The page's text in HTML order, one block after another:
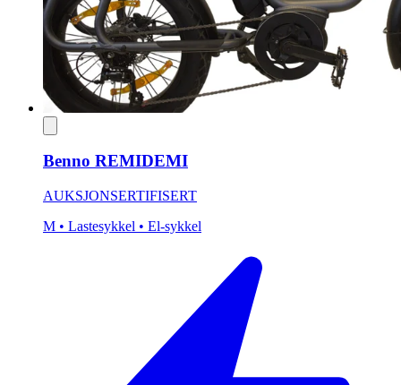
Benno REMIDEMI
AUKSJONSERTIFISERT
M • Lastesykkel • El-sykkel